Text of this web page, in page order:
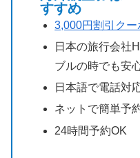
すすめ
3,000円割引クー
日本の旅行会社
ブルの時でも安
日本語で電話対
ネットで簡単予
24時間予約OK